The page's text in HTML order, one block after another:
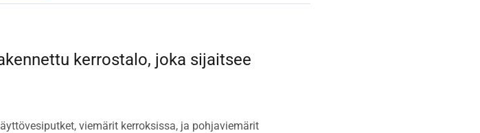
kerrostalo, joka sijaitsee
viemärit kerroksissa, ja pohjaviemärit